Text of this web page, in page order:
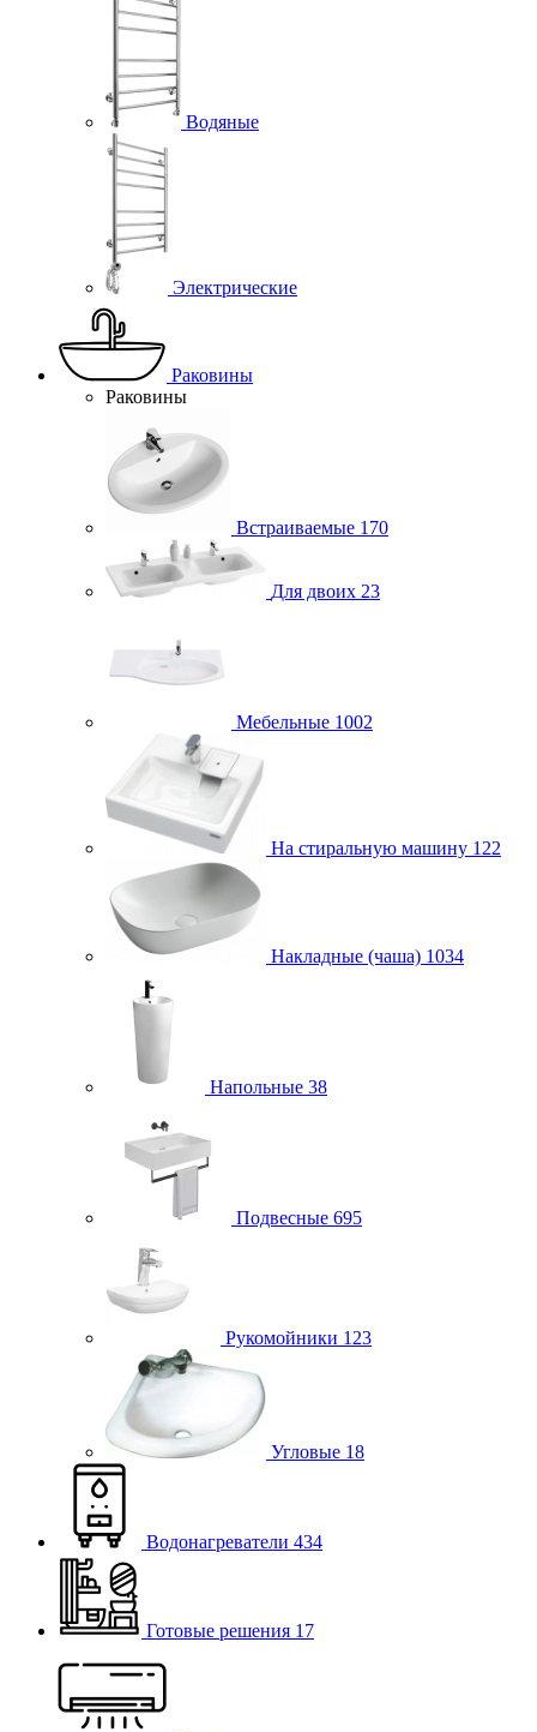
Водяные
Электрические
Раковины
Раковины
Встраиваемые 170
Для двоих 23
Мебельные 1002
На стиральную машину 122
Накладные (чаша) 1034
Напольные 38
Подвесные 695
Рукомойники 123
Угловые 18
Водонагреватели 434
Готовые решения 17